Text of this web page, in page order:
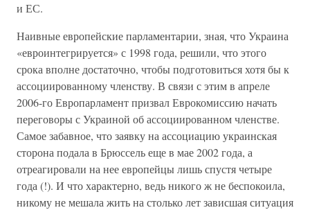
и ЕС.
Наивные европейские парламентарии, зная, что Украина
«евроинтегрируется» с 1998 года, решили, что этого
срока вполне достаточно, чтобы подготовиться хотя бы к
ассоциированному членству. В связи с этим в апреле
2006-го Европарламент призвал Еврокомиссию начать
переговоры с Украиной об ассоциированном членстве.
Самое забавное, что заявку на ассоциацию украинская
сторона подала в Брюссель еще в мае 2002 года, а
отреагировали на нее европейцы лишь спустя четыре
года (!). И что характерно, ведь никого ж не беспокоила,
никому не мешала жить на столько лет зависшая ситуация